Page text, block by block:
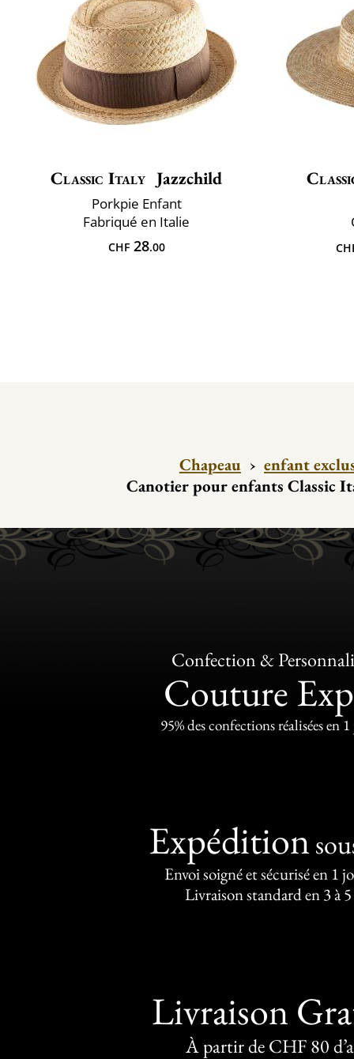
Classic Italy Jazzchild
Porkpie Enfant
Fabriqué en Italie
CHF28.00
Chapeau › enfant
Canotier pour enfants Classic
Confection &
Couture
95% des confections réalisées en
Expédition
Envoi soigné et sécurisé en 1
Livraison standard en 3 à
Livraison
À partir de CHF 80